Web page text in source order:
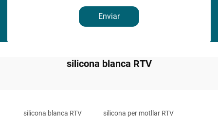
Enviar
silicona blanca RTV
silicona blanca RTV silicona per motllar RTV